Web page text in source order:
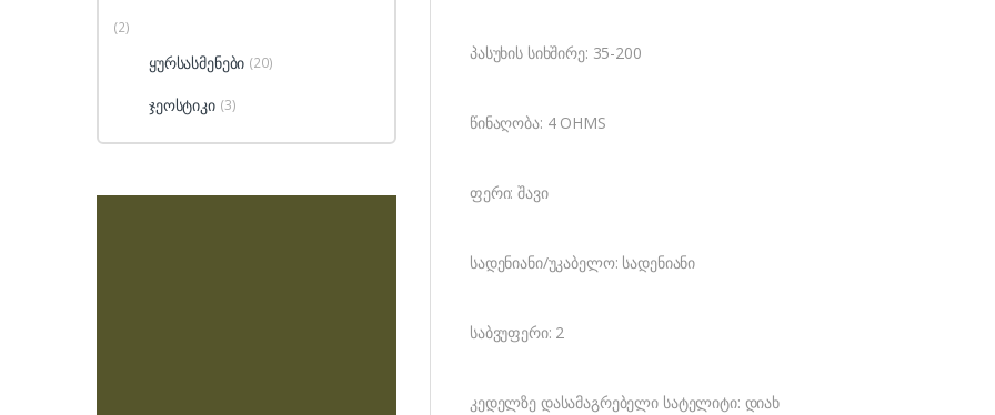
პასუხის სიხშირე: 35-200
წინაღობა: 4 OHMS
ფერი: შავი
სადენიანი/უკაბელო: სადენიანი
საბვუფერი: 2
კედელზე დასამაგრებელი სატელიტი: დიახ
(2)
ყურსასმენები (20)
ჯეოსტიკი (3)